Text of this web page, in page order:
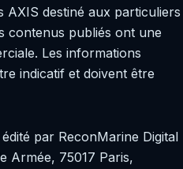
destiné aux particuliers
contenus publiés ont une
Les informations
indicatif et doivent être
par ReconMarine Digital
Armée, 75017 Paris,